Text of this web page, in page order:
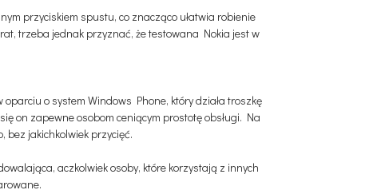
przyciskiem spustu, co znacząco ułatwia robienie
trzeba jednak przyznać, że testowana Nokia jest w
o system Windows Phone, który działa troszkę
on zapewne osobom ceniącym prostotę obsługi. Na
bez jakichkolwiek przycięć.
aczkolwiek osoby, które korzystają z innych